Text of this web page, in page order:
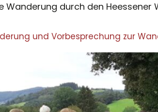
Wanderung durch den Heessener
und Vorbesprechung zur